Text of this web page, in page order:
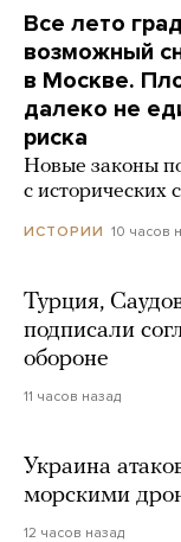
Все лето
возможный
в Москве.
далеко не
риска
Новые законы
с исторических
ИСТОРИИ 10 часов
Турция,
подписали
обороне
11 часов назад
Украина
морскими
12 часов назад